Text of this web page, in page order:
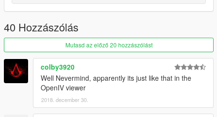
40 Hozzászólás
Mutasd az előző 20 hozzászólást
colby3920
Well Nevermind, apparently its just like that in the
OpenIV viewer
2018. december 30.